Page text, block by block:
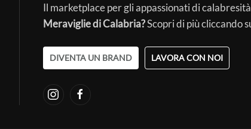
Il marketplace per gli appassionati di
Meraviglie di Calabria?Scopri di più cliccando
DIVENTA UN BRAND LAVORA CON NOI